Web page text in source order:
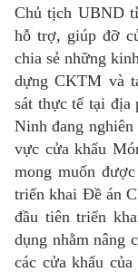
Chủ tịch UBND
hỗ trợ, giúp đỡ
chia sẻ những
dựng CKTM và
sát thực tế tại địa
Ninh đang
vực cửa khẩu
mong muốn
triển khai Đề án
đầu tiên triển
dụng nhằm nâng
các cửa khẩu